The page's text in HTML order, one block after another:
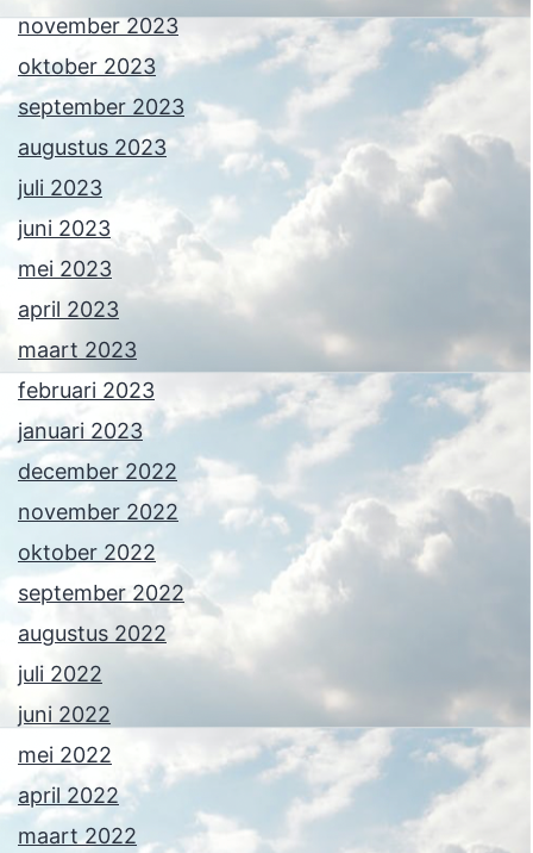
november 2023
oktober 2023
september 2023
augustus 2023
juli 2023
juni 2023
mei 2023
april 2023
maart 2023
februari 2023
januari 2023
december 2022
november 2022
oktober 2022
september 2022
augustus 2022
juli 2022
juni 2022
mei 2022
april 2022
maart 2022